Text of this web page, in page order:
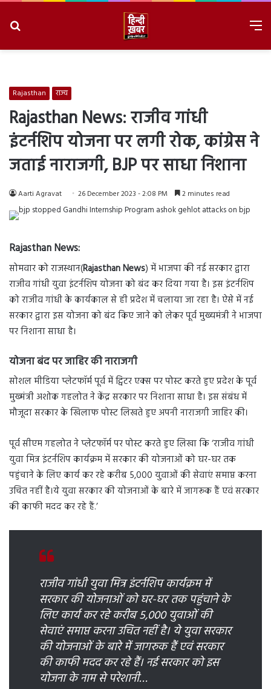
Rajasthan राज्य
Rajasthan News: राजीव गांधी
इंटर्नशिप योजना पर लगी रोक, कांग्रेस ने
जताई नाराजगी, BJP पर साधा निशाना
Aarti Agravat 26 December 2023 - 2:08 PM 2 minutes read
Rajasthan News:
सोमवार को राजस्थान(Rajasthan News) में भाजपा की नई सरकार द्वारा
राजीव गांधी युवा इंटर्नशिप योजना को बंद कर दिया गया है। इस इंटर्नशिप
को राजीव गांधी के कार्यकाल से ही प्रदेश में चलाया जा रहा है। ऐसे में नई
सरकार द्वारा इस योजना को बंद किए जाने को लेकर पूर्व मुख्यमंत्री ने भाजपा
पर निशाना साधा है।
योजना बंद पर जाहिर की नाराजगी
सोशल मीडिया प्लेटफॉर्म पूर्व में ट्विटर एक्स पर पोस्ट करते हुए प्रदेश के पूर्व
मुख्मंत्री अशोक गहलोत ने केंद्र सरकार पर निशाना साधा है। इस संबंध में
मौजूदा सरकार के खिलाफ पोस्ट लिखते हुए अपनी नाराजगी जाहिर की।
पूर्व सीएम गहलोत ने प्लेटफॉर्म पर पोस्ट करते हुए लिखा कि ‘राजीव गांधी
युवा मित्र इंटर्नशिप कार्यक्रम में सरकार की योजनाओं को घर-घर तक
पहुंचाने के लिए कार्य कर रहे करीब 5,000 युवाओं की सेवाएं समाप्त करना
उचित नहीं है।ये युवा सरकार की योजनाओं के बारे में जागरूक हैं एवं सरकार
की काफी मदद कर रहे हैं.’
राजीव गांधी युवा मित्र इंटर्नशिप कार्यक्रम में
सरकार की योजनाओं को घर-घर तक पहुंचाने के
लिए कार्य कर रहे करीब 5,000 युवाओं की
सेवाएं समाप्त करना उचित नहीं है। ये युवा सरकार
की योजनाओं के बारे में जागरुक हैं एवं सरकार
की काफी मदद कर रहे हैं। नई सरकार को इस
योजना के नाम से परेशानी…